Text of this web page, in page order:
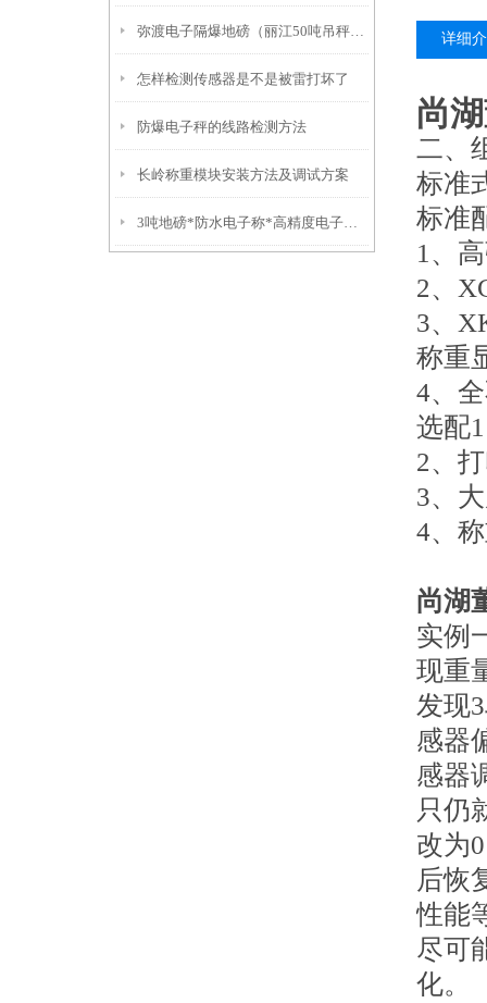
弥渡电子隔爆地磅（丽江50吨吊秤）福贡10吨汽车衡）红塔挂钩称
怎样检测传感器是不是被雷打坏了
防爆电子秤的线路检测方法
长岭称重模块安装方法及调试方案
3吨地磅*防水电子称*高精度电子称*不锈钢叉车秤
详细
尚
二、
标准
标
1、
2、
3、
称重
4、
选配
2、
3、
4、
尚湖
实例
现重
发现
感器
感器
只仍
改为
后恢
性能
尽可
化。